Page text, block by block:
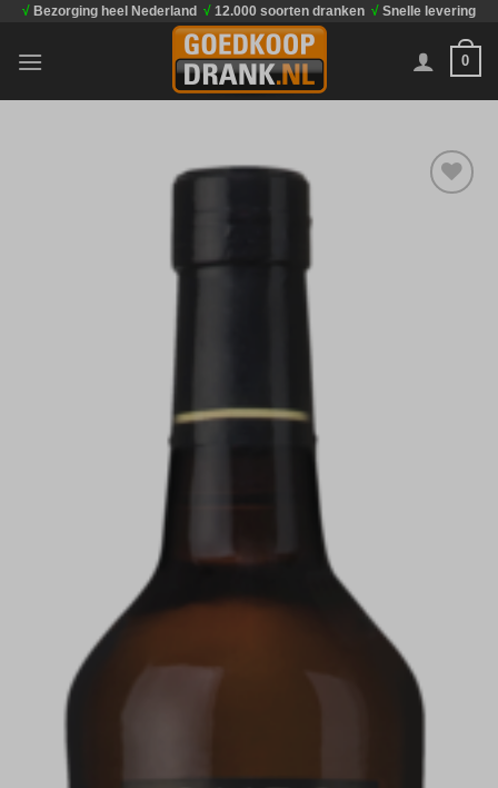
inhoud
√ Bezorging heel Nederland √ 12.000 soorten dranken √ Snelle levering
0